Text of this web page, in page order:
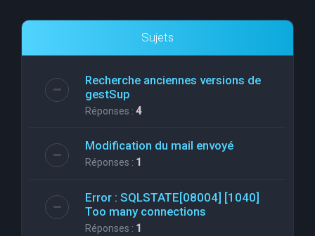
Sujets
Recherche anciennes versions de
gestSup
Réponses : 4
Modification du mail envoyé
Réponses : 1
Error : SQLSTATE[08004] [1040]
Too many connections
Réponses : 1